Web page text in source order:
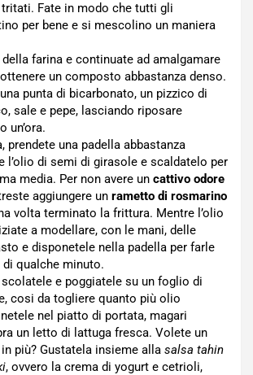
Fate in modo che tutti gli
per bene e si mescolino un maniera
farina e continuate ad amalgamare
un composto abbastanza denso.
punta di bicarbonato, un pizzico di
sale e pepe, lasciando riposare
un’ora.
prendete una padella abbastanza
l’olio di semi di girasole e scaldatelo per
media. Per non avere un cattivo odore
aggiungere un rametto di rosmarino
volta terminato la frittura. Mentre l’olio
a modellare, con le mani, delle
e disponetele nella padella per farle
di qualche minuto.
e poggiatele su un foglio di
cosi da togliere quanto più olio
nel piatto di portata, magari
un letto di lattuga fresca. Volete un
più? Gustatela insieme alla salsa tahin
, ovvero la crema di yogurt e cetrioli,